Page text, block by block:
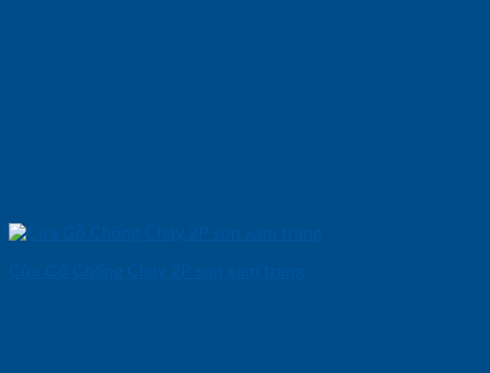
Cửa Gỗ Chống Cháy 2P son xam trang